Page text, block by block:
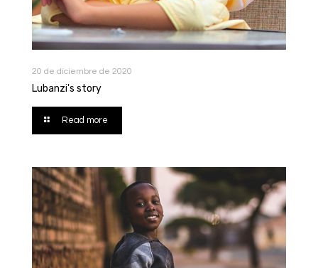
20 de diciembre de 2020
Lubanzi's story
Read more